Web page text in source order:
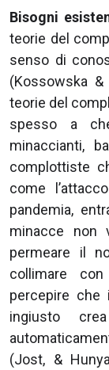
Bisogni
teorie del
senso di
(Kossowska
teorie del
spesso a
minaccianti,
complottiste
come
pandemia,
minacce non
permeare il
collimare
percepire
ingiusto
(Jost, &